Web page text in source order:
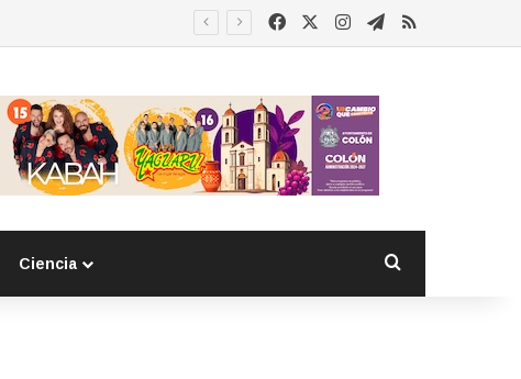
FacebookInstagram
Telegram
RSS
Ciencia